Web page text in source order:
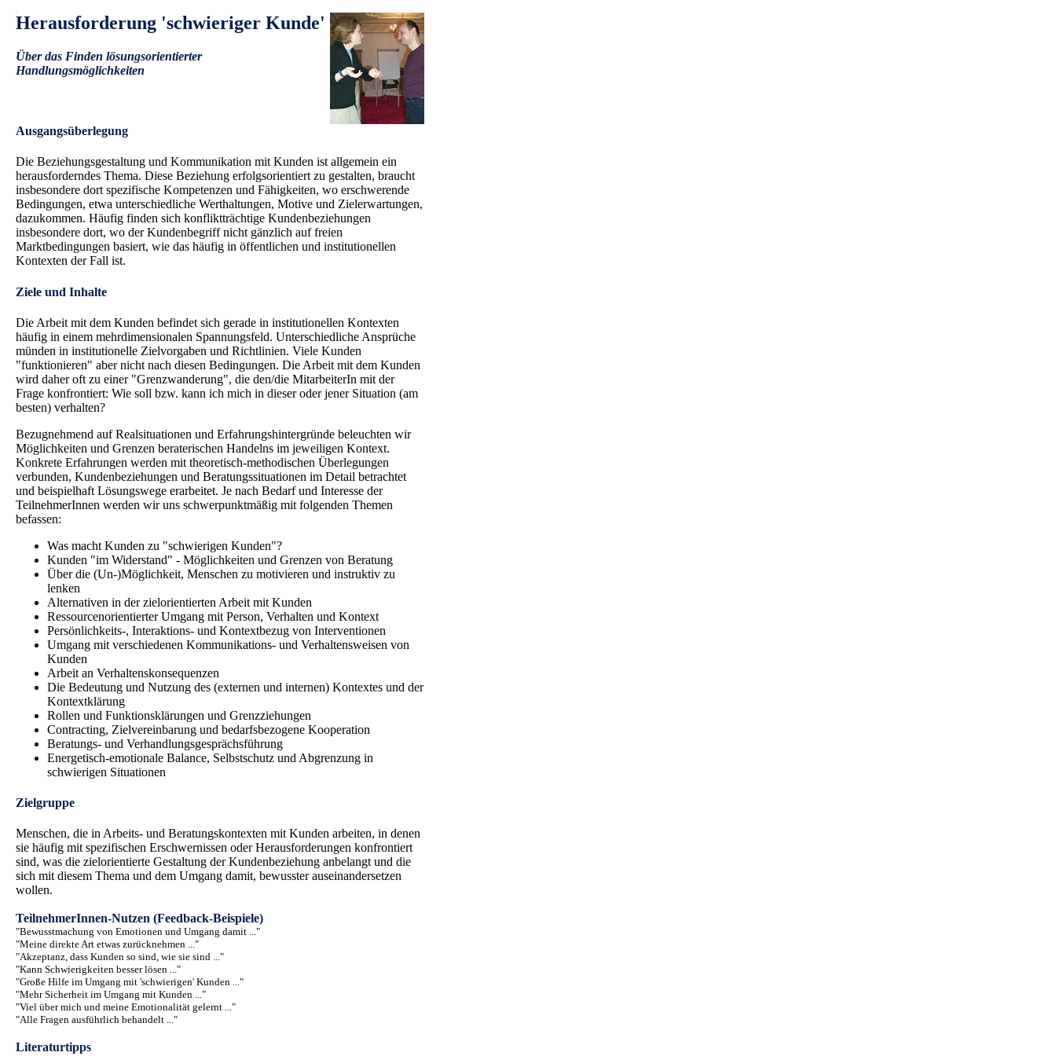
Herausforderung 'schwieriger Kunde'
Über das Finden lösungsorientierter
Handlungsmöglichkeiten
Ausgangsüberlegung
Die Beziehungsgestaltung und Kommunikation mit Kunden ist allgemein ein
herausforderndes Thema. Diese Beziehung erfolgsorientiert zu gestalten, braucht
insbesondere dort spezifische Kompetenzen und Fähigkeiten, wo erschwerende
Bedingungen, etwa unterschiedliche Werthaltungen, Motive und Zielerwartungen,
dazukommen. Häufig finden sich konfliktträchtige Kundenbeziehungen
insbesondere dort, wo der Kundenbegriff nicht gänzlich auf freien
Marktbedingungen basiert, wie das häufig in öffentlichen und institutionellen
Kontexten der Fall ist.
Ziele und Inhalte
Die Arbeit mit dem Kunden befindet sich gerade in institutionellen Kontexten
häufig in einem mehrdimensionalen Spannungsfeld. Unterschiedliche Ansprüche
münden in institutionelle Zielvorgaben und Richtlinien. Viele Kunden
"funktionieren" aber nicht nach diesen Bedingungen. Die Arbeit mit dem Kunden
wird daher oft zu einer "Grenzwanderung", die den/die MitarbeiterIn mit der
Frage konfrontiert: Wie soll bzw. kann ich mich in dieser oder jener Situation (am
besten) verhalten?
Bezugnehmend auf Realsituationen und Erfahrungshintergründe beleuchten wir
Möglichkeiten und Grenzen beraterischen Handelns im jeweiligen Kontext.
Konkrete Erfahrungen werden mit theoretisch-methodischen Überlegungen
verbunden, Kundenbeziehungen und Beratungssituationen im Detail betrachtet
und beispielhaft Lösungswege erarbeitet. Je nach Bedarf und Interesse der
TeilnehmerInnen werden wir uns schwerpunktmäßig mit folgenden Themen
befassen:
Was macht Kunden zu "schwierigen Kunden"?
Kunden "im Widerstand" - Möglichkeiten und Grenzen von Beratung
Über die (Un-)Möglichkeit, Menschen zu motivieren und instruktiv zu
lenken
Alternativen in der zielorientierten Arbeit mit Kunden
Ressourcenorientierter Umgang mit Person, Verhalten und Kontext
Persönlichkeits-, Interaktions- und Kontextbezug von Interventionen
Umgang mit verschiedenen Kommunikations- und Verhaltensweisen von
Kunden
Arbeit an Verhaltenskonsequenzen
Die Bedeutung und Nutzung des (externen und internen) Kontextes und der
Kontextklärung
Rollen und Funktionsklärungen und Grenzziehungen
Contracting, Zielvereinbarung und bedarfsbezogene Kooperation
Beratungs- und Verhandlungsgesprächsführung
Energetisch-emotionale Balance, Selbstschutz und Abgrenzung in
schwierigen Situationen
Zielgruppe
Menschen, die in Arbeits- und Beratungskontexten mit Kunden arbeiten, in denen
sie häufig mit spezifischen Erschwernissen oder Herausforderungen konfrontiert
sind, was die zielorientierte Gestaltung der Kundenbeziehung anbelangt und die
sich mit diesem Thema und dem Umgang damit, bewusster auseinandersetzen
wollen.
TeilnehmerInnen-Nutzen (Feedback-Beispiele)
"Bewusstmachung von Emotionen und Umgang damit ..."
"Meine direkte Art etwas zurücknehmen ..."
"Akzeptanz, dass Kunden so sind, wie sie sind ..."
"Kann Schwierigkeiten besser lösen ..."
"Große Hilfe im Umgang mit 'schwierigen' Kunden ..."
"Mehr Sicherheit im Umgang mit Kunden ..."
"Viel über mich und meine Emotionalität gelernt ..."
"Alle Fragen ausführlich behandelt ..."
Literaturtipps